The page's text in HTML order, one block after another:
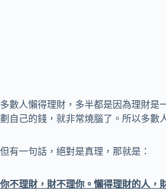
多數人懶得理財，多半都是因為理財是
劃自己的錢，就非常燒腦了。所以多數
但有一句話，絕對是真理，那就是：
你不理財，財不理你。懶得理財的人，